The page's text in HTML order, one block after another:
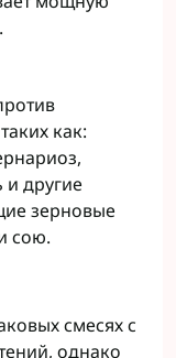
как:
и другие
зерновые
сою.
смесях с
однако